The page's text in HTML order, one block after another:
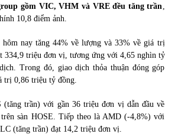
gồm VIC, VHM và VRE đều tăng trần,
10,8 điểm ảnh.
nay tăng 44% về lượng và 33% về giá trị
334,9 triệu đơn vị, tương ứng với 4,65 nghìn tỷ
Trong đó, giao dịch thỏa thuận đóng góp
trị 0,86 triệu tỷ đồng.
(tăng trần) với gần 36 triệu đơn vị dẫn đầu về
sàn HOSE. Tiếp theo là AMD (-4,8%) với
(tăng trần) đạt 14,2 triệu đơn vị.